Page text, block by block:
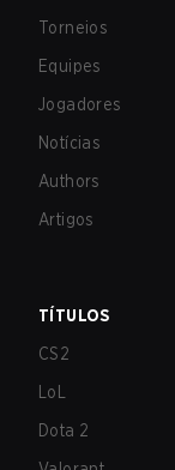
Torneios
Equipes
Jogadores
Notícias
Authors
Artigos
TÍTULOS
CS2
LoL
Dota 2